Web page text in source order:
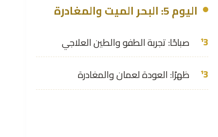
اليوم 5: البحر الميت والمغادرة
صباحًا: تجربة الطفو والطين العلاجي
ظهرًا: العودة لعمان والمغادرة